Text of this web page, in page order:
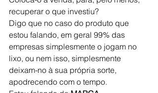
recuperar o que investiu?
Digo que no caso do produto que
estou falando, em geral 99% das
empresas simplesmente o jogam no
lixo, ou nem isso, simplesmente
deixam-no à sua própria sorte,
apodrecendo com o tempo.